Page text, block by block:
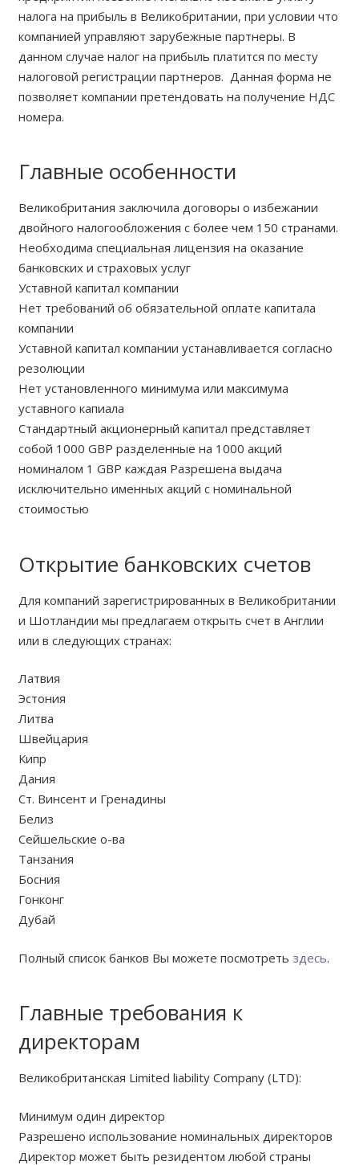
налога на прибыль в Великобритании, при условии что
компанией управляют зарубежные партнеры. В
данном случае налог на прибыль платится по месту
налоговой регистрации партнеров. Данная форма не
позволяет компании претендовать на получение НДС
номера.
Главные особенности
Великобритания заключила договоры о избежании
двойного налогообложения с более чем 150 странами.
Необходима специальная лицензия на оказание
банковских и страховых услуг
Уставной капитал компании
Нет требований об обязательной оплате капитала
компании
Уставной капитал компании устанавливается согласно
резолюции
Нет установленного минимума или максимума
уставного капиала
Стандартный акционерный капитал представляет
собой 1000 GBP разделенные на 1000 акций
номиналом 1 GBP каждая Разрешена выдача
исключительно именных акций с номинальной
стоимостью
Открытие банковских счетов
Для компаний зарегистрированных в Великобритании
и Шотландии мы предлагаем открыть счет в Англии
или в следующих странах:
Латвия
Эстония
Литва
Швейцария
Кипр
Дания
Ст. Винсент и Гренадины
Белиз
Сейшельские о-ва
Tанзания
Босния
Гонконг
Дубай
Полный список банков Вы можете посмотреть здесь.
Главные требования к
директорам
Великобританская Limited liability Company (LTD):
Минимум один директор
Разрешено использование номинальных директоров
Директор может быть резидентом любой страны